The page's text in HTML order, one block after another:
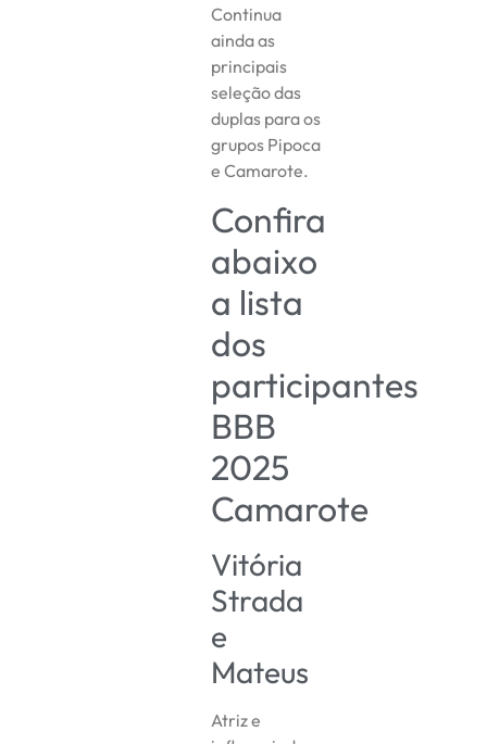
Continua
ainda as
principais
seleção das
duplas para os
grupos Pipoca
e Camarote.
Confira
abaixo
a lista
dos
participantes
BBB
2025
Camarote
Vitória
Strada
e
Mateus
Atriz e